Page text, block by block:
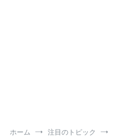
ホーム
注目のトピック